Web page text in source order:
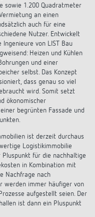
sowie 1.200 Quadratmeter
an einen
auch für eine
Nutzer. Entwickelt
Ingenieure von LIST Bau
Heizen und Kühlen
und einer
selbst. Das Konzept
dass genau so viel
wird. Somit setzt
ökonomischer
begrünten Fassade und
ist derzeit durchaus
Logistikimmobilie
für die nachhaltige
in Kombination mit
Nachfrage nach
werden immer häufiger von
aufgestellt seien. Der
ist dann ein Pluspunkt